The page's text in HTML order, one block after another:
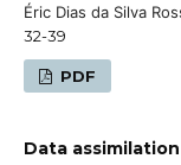
Éric Dias da Silva
32-39
PDF
Data